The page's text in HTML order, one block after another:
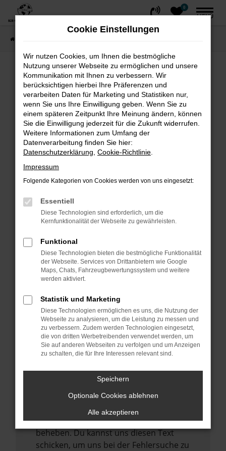
Zum
springen
0
MENÜ
Fehler: Network Error
Beim Laden ist ein Fehler aufgetreten.
Hier sind ein paar Tipps, die dir helfen können:
Überprüfe deine Firewall und deine
Internetverbindung.
Laden andere Webseiten, zum Beispiel
Prüfe deine Browsererweiterungen.
können das Laden bestimmter Seiten
verhindern. Funktioniert die Seite in einem
anderen Browser oder in einem privaten
Fenster?
Starte dein Gerät neu.
Das kann manchmal helfen,
vorübergehende Probleme zu beheben.
Stelle sicher, dass dein Browser und dein
Betriebssystem auf dem neuesten Stand
sind.
Veraltete Software birgt nicht nur ein
Sicherheitsrisiko, sondern kann auch dazu
führen, dass bestimmte Funktionen nicht
mehr unterstützt werden.
Wende dich an den Webseitenbetreiber.
Wenn du alle oben genannten Schritte
versucht hast, kontaktiere uns bitte. Wir
werden versuchen, das Problem zu
beheben. Du kannst uns diesen Text
schicken, um uns bei der Fehlersuche zu
Cookie Einstellungen
Wir nutzen Cookies, um Ihnen die bestmögliche
Nutzung unserer Webseite zu ermöglichen und unsere
Kommunikation mit Ihnen zu verbessern. Wir
berücksichtigen hierbei Ihre Präferenzen und
verarbeiten Daten für Marketing und Statistiken nur,
wenn Sie uns Ihre Einwilligung geben. Wenn Sie zu
einem späteren Zeitpunkt Ihre Meinung ändern, können
Sie die Einwilligung jederzeit für die Zukunft widerrufen.
Weitere Informationen zum Umfang der
Datenverarbeitung finden Sie hier:
Datenschutzerklärung Cookie-Richtlinie
Impressum
Folgende Kategorien von Cookies werden von uns eingesetzt:
Essentiell
Diese Technologien sind erforderlich, um die
Kernfunktionalität der Webseite zu gewährleisten.
Funktional
Diese Technologien bieten die bestmögliche Funktionalität
der Webseite. Services von Drittanbietern wie Google
Maps, Chats, Fahrzeugbewertungssystem und weitere
werden aktiviert.
Statistik und Marketing
Diese Technologien ermöglichen es uns, die Nutzung der
Webseite zu analysieren, um die Leistung zu messen und
zu verbessern. Zudem werden Technologien eingesetzt,
die von dritten Werbetreibenden verwendet werden, um
Sie auf anderen Webseiten zu verfolgen und um Anzeigen
zu schalten, die für Ihre Interessen relevant sind.
Speichern
Optionale Cookies ablehnen
Alle akzeptieren